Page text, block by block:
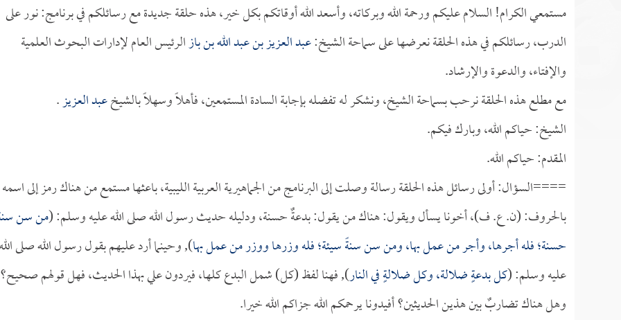
مستمعي الكرام! السلام عليكم ورحمة الله وبركاته، وأسعد الله أوقاتكم بكل خير، هذه حلقة جديدة مع رسائلكم في برنامج: نور على
الدرب، رسائلكم في هذه الحلقة نعرضها على سماحة الشيخ:عبد العزيز بن عبد الله بن بازالرئيس العام لإدارات البحوث العلمية
والإفتاء، والدعوة والإرشاد.
مع مطلع هذه الحلقة نرحب بسماحة الشيخ، ونشكر له تفضله بإجابة السادة المستمعين، فأهلاً وسهلاً بالشيخعبد العزيز.
الشيخ: حياكم الله، وبارك فيكم.
المقدم: حياكم الله.
====السؤال: أولى رسائل هذه الحلقة رسالة وصلت إلى البرنامج من الجماهيرية العربية الليبية، باعثها مستمع من هناك رمز إلى اسمه
بالحروف: (ن. ع. ف)، أخونا يسأل ويقول: هناك من يقول: بدعةٌ حسنة، ودليله حديث رسول الله صلى الله عليه وسلم: (من سن
حسنة؛ فله أجرها، وأجر من عمل بها، ومن سن سنةً سيئة؛ فله وزرها ووزر من عمل بها), وحينما أرد عليهم بقول رسول الله صلى
عليه وسلم: (كل بدعةٍ ضلالة، وكل ضلالةٍ في النار), فهنا لفظ (كل) شمل البدع كلها، فيردون علي بهذا الحديث، فهل قولهم صحيح؟
وهل هناك تضاربٌ بين هذين الحديثين؟ أفيدونا يرحمكم الله جزاكم الله خيرا.